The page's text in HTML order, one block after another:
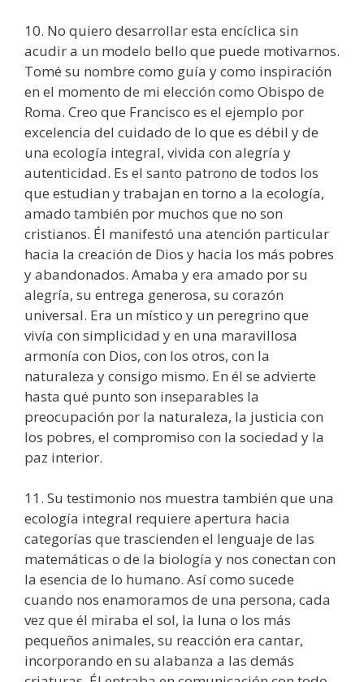
10. No quiero desarrollar esta encíclica sin
acudir a un modelo bello que puede motivarnos.
Tomé su nombre como guía y como inspiración
en el momento de mi elección como Obispo de
Roma. Creo que Francisco es el ejemplo por
excelencia del cuidado de lo que es débil y de
una ecología integral, vivida con alegría y
autenticidad. Es el santo patrono de todos los
que estudian y trabajan en torno a la ecología,
amado también por muchos que no son
cristianos. Él manifestó una atención particular
hacia la creación de Dios y hacia los más pobres
y abandonados. Amaba y era amado por su
alegría, su entrega generosa, su corazón
universal. Era un místico y un peregrino que
vivía con simplicidad y en una maravillosa
armonía con Dios, con los otros, con la
naturaleza y consigo mismo. En él se advierte
hasta qué punto son inseparables la
preocupación por la naturaleza, la justicia con
los pobres, el compromiso con la sociedad y la
paz interior.
11. Su testimonio nos muestra también que una
ecología integral requiere apertura hacia
categorías que trascienden el lenguaje de las
matemáticas o de la biología y nos conectan con
la esencia de lo humano. Así como sucede
cuando nos enamoramos de una persona, cada
vez que él miraba el sol, la luna o los más
pequeños animales, su reacción era cantar,
incorporando en su alabanza a las demás